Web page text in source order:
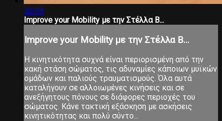
30:49
Improve your Mobility με την Στέλλα Β...
Improve your Mobility με την Στέλλα Β...
Η κινητικότητα συχνά είναι περιορισμένη από την
κακή στάση σώματος, τις αδυναμίες κάποιων μυϊκών
ομάδων και παλιούς τραυματισμούς. Όλα αυτά
καταλήγουν σε αλλοιωμένες κινήσεις και σε
ανεξήγητους πόνους σε διάφορες περιοχές του
σώματος. Κάνε τακτική εξάσκηση με ασκήσεις
κινητικότητας και πολύ σύντο...